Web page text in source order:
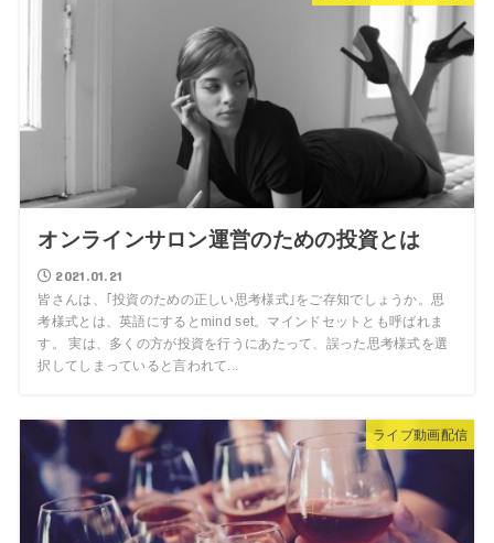
オンラインサロン運営のための投資とは
2021.01.21
皆さんは、｢投資のための正しい思考様式｣をご存知でしょうか。思
考様式とは、英語にするとmind set。マインドセットとも呼ばれま
す。 実は、多くの方が投資を行うにあたって、誤った思考様式を選
択してしまっていると言われて...
ライブ動画配信